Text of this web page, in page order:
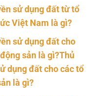
sử dụng đất từ tổ
Việt Nam là gì?
sử dụng đất cho
sản là gì?Thủ
dụng đất cho các tổ
là gì?